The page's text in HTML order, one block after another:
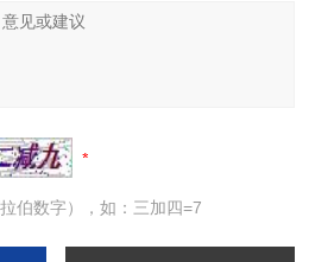
伯数字），如：三加四=7